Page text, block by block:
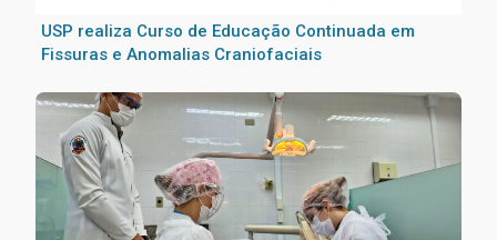
USP realiza Curso de Educação Continuada em
Fissuras e Anomalias Craniofaciais